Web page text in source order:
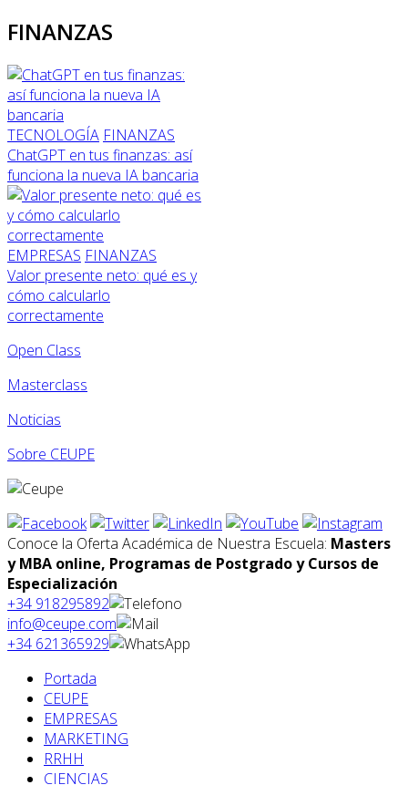
FINANZAS
TECNOLOGÍA FINANZAS
ChatGPT en tus finanzas: así
funciona la nueva IA bancaria
EMPRESAS FINANZAS
Valor presente neto: qué es y
cómo calcularlo
correctamente
Open Class
Masterclass
Noticias
Sobre CEUPE
Conoce la Oferta Académica de Nuestra Escuela: Masters
y MBA online, Programas de Postgrado y Cursos de
Especialización
+34 918295892
info@ceupe.com
+34 621365929
Portada
CEUPE
EMPRESAS
MARKETING
RRHH
CIENCIAS